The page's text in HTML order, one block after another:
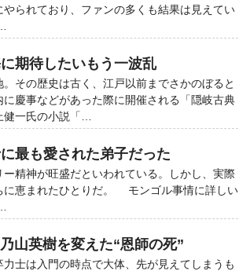
られており、ファンの多くも結果は見えてい
期待したいもう一波乱
その歴史は古く、江戸以前までさかのぼると
慶事などがあった際に開催される「隠岐古典
一氏の小説「…
最も愛された弟子だった
精神が旺盛だといわれている。しかし、実際
に恵まれたひとりだ。 モンゴル事情に詳しい
山英樹を変えた“恩師の死”
力士は入門の時点で大体、先が見えてしまうも